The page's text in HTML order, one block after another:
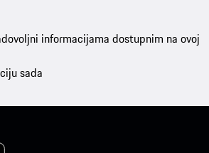
informacijama dostupnim na ovoj
sada